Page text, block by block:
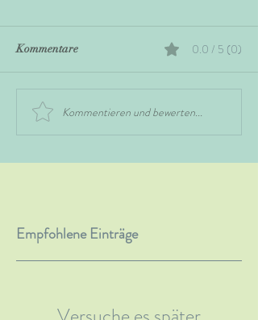
Empfohlene Einträge
Kommentare 0.0 / 5 (0)
Kommentieren und bewerten...